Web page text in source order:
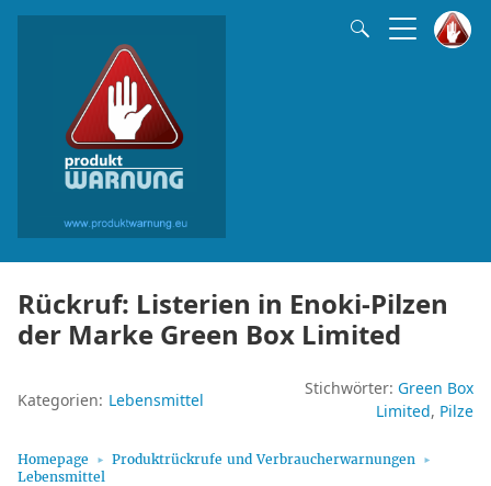
Rückruf: Listerien in Enoki-Pilzen
der Marke Green Box Limited
Kategorien: Lebensmittel
Stichwörter: Green Box
Limited Pilze
Homepage
Produktrückrufe und Verbraucherwarnungen
Lebensmittel